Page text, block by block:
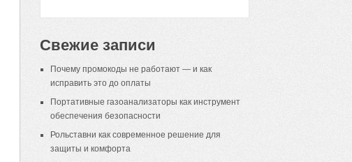
Свежие записи
Почему промокоды не работают — и как
исправить это до оплаты
Портативные газоанализаторы как инструмент
обеспечения безопасности
Рольставни как современное решение для
защиты и комфорта